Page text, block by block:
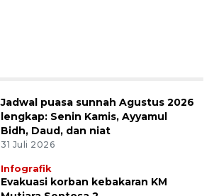
Jadwal puasa sunnah Agustus 2026
lengkap: Senin Kamis, Ayyamul
Bidh, Daud, dan niat
31 Juli 2026
Infografik
Evakuasi korban kebakaran KM